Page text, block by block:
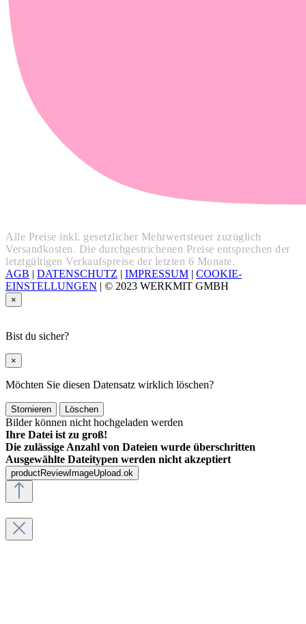
Alle Preise inkl. gesetzlicher Mehrwertsteuer zuzüglich
Versandkosten. Die durchgestrichenen Preise entsprechen der
letztgültigen Verkaufspreise der letzten 6 Monate.
AGB | DATENSCHUTZ | IMPRESSUM | COOKIE-
EINSTELLUNGEN | © 2023 WERKMIT GMBH
×
Bist du sicher?
×
Möchten Sie diesen Datensatz wirklich löschen?
Stornieren Löschen
Bilder können nicht hochgeladen werden
Ihre Datei ist zu groß!
Die zulässige Anzahl von Dateien wurde überschritten
Ausgewählte Dateitypen werden nicht akzeptiert
productReviewImageUpload.ok